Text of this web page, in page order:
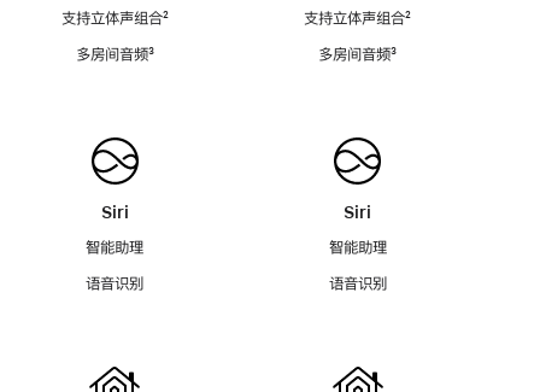
支持立体声组合脚
²
多房间音频脚
³
Siri
智能助理
语音识别
支持立体声组合脚
²
多房间音频脚
³
Siri
智能助理
语音识别